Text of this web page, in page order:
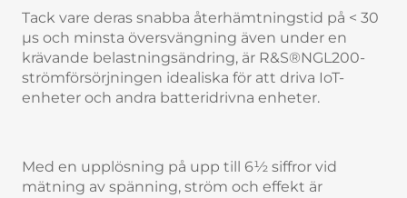
Tack vare deras snabba återhämtningstid på < 30
µs och minsta översvängning även under en
krävande belastningsändring, är R&S®NGL200-
strömförsörjningen idealiska för att driva IoT-
enheter och andra batteridrivna enheter.
Med en upplösning på upp till 6½ siffror vid
mätning av spänning, ström och effekt är